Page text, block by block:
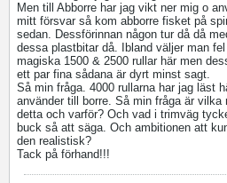
Men till Abborre har jag vikt ner mig o
mitt försvar så kom abborre fisket på
sedan. Dessförinnan någon tur då då
dessa plastbitar då. Ibland väljer man
magiska 1500 & 2500 rullar här men
ett par fina sådana är dyrt minst sagt.
Så min fråga. 4000 rullarna har jag läst
använder till borre. Så min fråga är vilka
detta och varför? Och vad i trimväg
buck så att säga. Och ambitionen att
den realistisk?
Tack på förhand!!!